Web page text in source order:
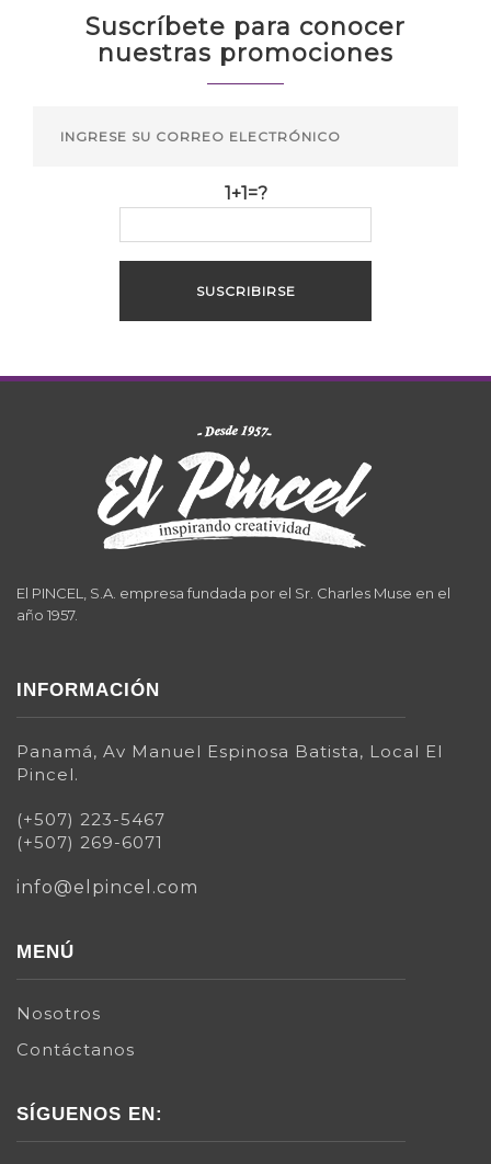
Suscríbete para conocer
nuestras promociones
1+1=?
El PINCEL, S.A. empresa fundada por el Sr. Charles Muse en el
año 1957.
INFORMACIÓN
Panamá, Av Manuel Espinosa Batista, Local El
Pincel.
(+507) 223-5467
(+507) 269-6071
info@elpincel.com
MENÚ
Nosotros
Contáctanos
SÍGUENOS EN: